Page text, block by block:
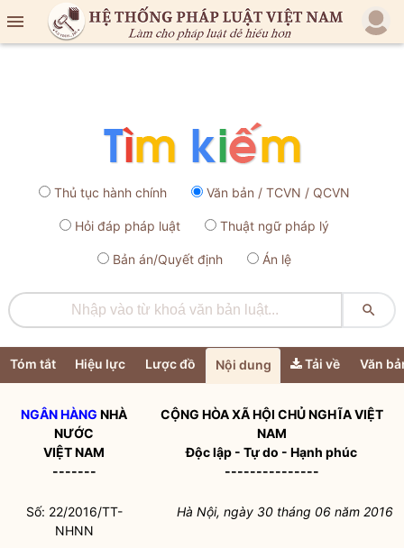

Thủ tục hành chính Văn bản / TCVN / QCVN
Hỏi đáp pháp luật Thuật ngữ pháp lý
Bản án/Quyết định Án lệ

Tóm tắt Hiệu lực Lược đồ Nội dung Tải về Văn
NGÂN HÀNG NHÀ
NƯỚC
VIỆT NAM
-------
CỘNG HÒA XÃ HỘI CHỦ NGHĨA VIỆT
NAM
Độc lập - Tự do - Hạnh phúc
---------------
Số: 22/2016/TT-
NHNN
Hà Nội, ngày 30tháng 06năm 2016